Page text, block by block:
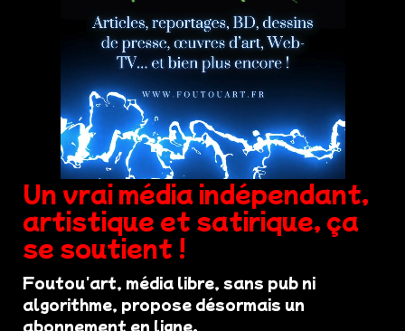
Un vrai média indépendant,
artistique et satirique, ça
se soutient !
Foutou'art, média libre, sans pub ni
algorithme, propose désormais un
abonnement en ligne.